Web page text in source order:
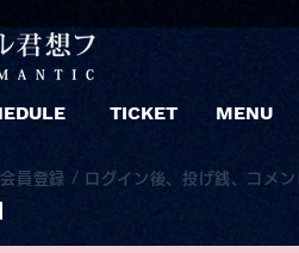
TICKET MENU
会員登録 / ログイン後、投げ銭、コメン